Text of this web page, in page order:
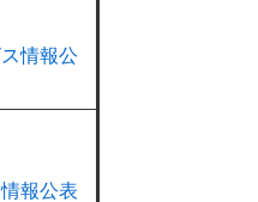
情報公
報公表